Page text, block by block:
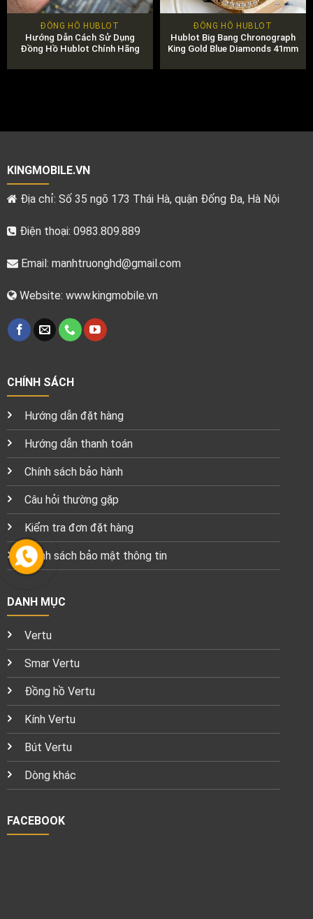
ĐỒNG HỒ HUBLOT
Hướng Dẫn Cách Sử Dụng
Đồng Hồ Hublot Chính Hãng
ĐỒNG HỒ HUBLOT
Hublot Big Bang Chronograph
King Gold Blue Diamonds 41mm
KINGMOBILE.VN
Địa chỉ: Số 35 ngõ 173 Thái Hà, quận Đống Đa, Hà Nội
Điện thoại: 0983.809.889
Email: manhtruonghd@gmail.com
Website: www.kingmobile.vn
CHÍNH SÁCH
Hướng dẫn đặt hàng
Hướng dẫn thanh toán
Chính sách bảo hành
Câu hỏi thường gặp
Kiểm tra đơn đặt hàng
Chính sách bảo mật thông tin
DANH MỤC
Vertu
Smar Vertu
Đồng hồ Vertu
Kính Vertu
Bút Vertu
Dòng khác
FACEBOOK